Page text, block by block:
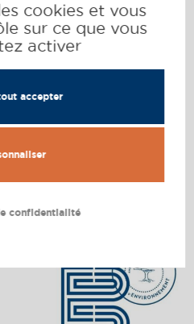
cookies et vous
sur ce que vous
activer
accepter
confidentialité